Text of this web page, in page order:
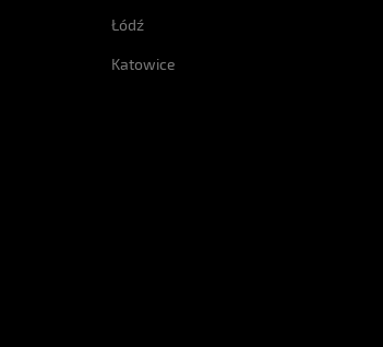
Łódź
Katowice